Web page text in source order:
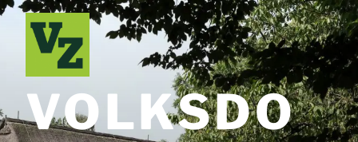
Zum
Inhalt
springen
VOLKSDO